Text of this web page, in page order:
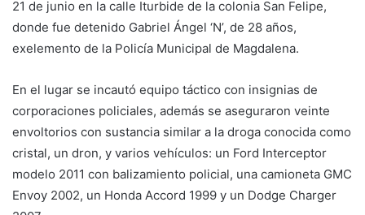
21 de junio en la calle Iturbide de la colonia San Felipe,
donde fue detenido Gabriel Ángel ‘N’, de 28 años,
exelemento de la Policía Municipal de Magdalena.
En el lugar se incautó equipo táctico con insignias de
corporaciones policiales, además se aseguraron veinte
envoltorios con sustancia similar a la droga conocida como
cristal, un dron, y varios vehículos: un Ford Interceptor
modelo 2011 con balizamiento policial, una camioneta GMC
Envoy 2002, un Honda Accord 1999 y un Dodge Charger